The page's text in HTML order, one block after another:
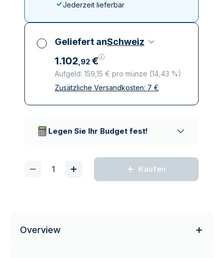
Jederzeit lieferbar
Geliefert anSchweiz
1.102,92 €
Aufgeld: 159,15 € pro münze (14,43 %)
Alle Steuern inbegriffen
Zusätzliche Versandkosten: 7 €
Legen Sie Ihr Budget fest!
Kaufen
Overview